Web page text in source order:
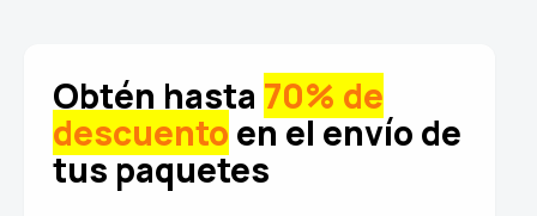
Obtén hasta 70% de
descuento en el envío de
tus paquetes